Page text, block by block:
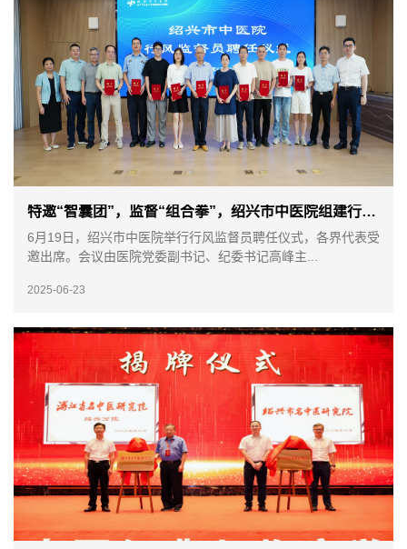
特邀“智囊团”，监督“组合拳”，绍兴市中医院组建行风监督员队伍
6月19日，绍兴市中医院举行行风监督员聘任仪式，各界代表受
邀出席。会议由医院党委副书记、纪委书记高峰主...
2025-06-23